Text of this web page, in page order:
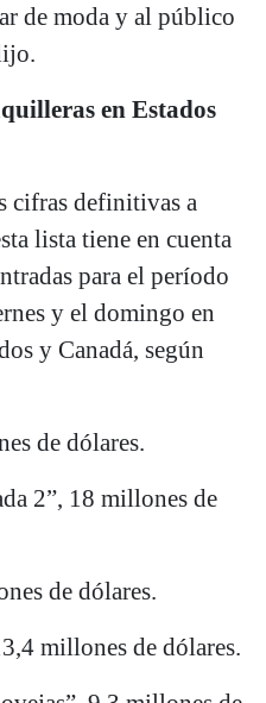
de moda y al público
en Estados
cifras definitivas a
lista tiene en cuenta
para el período
y el domingo en
y Canadá, según
de dólares.
2”, 18 millones de
de dólares.
millones de dólares.